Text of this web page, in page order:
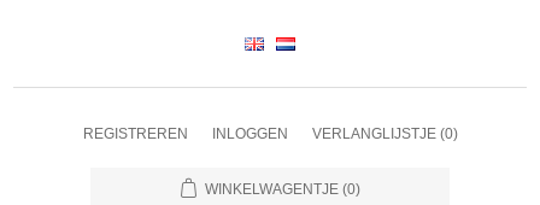
REGISTREREN INLOGGEN VERLANGLIJSTJE (0)
WINKELWAGENTJE (0)